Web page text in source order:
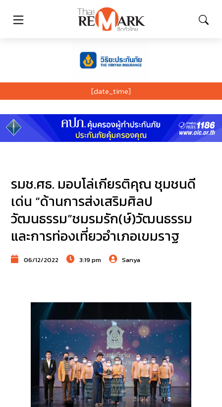
[date_time]
รมช.ศธ. มอบโล่เกียรติคุณ ชุมชนดี
เด่น “ด้านการส่งเสริมศิลป
วัฒนธรรม”ชมรมรัก(ษ์)วัฒนธรรม
และการท่องเที่ยวอำเภอเขมราฐ
06/12/2022 3:19 pm Sanya